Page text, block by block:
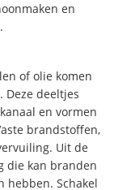
en
of olie komen
Deze deeltjes
en vormen
brandstoffen,
Uit de
die kan branden
hebben. Schakel